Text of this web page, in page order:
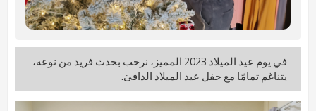
في يوم عيد الميلاد 2023 المميز، نرحب بحدث فريد من نوعه،
يتناغم تمامًا مع حفل عيد الميلاد الدافئ.